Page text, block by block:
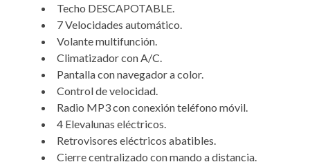
Techo DESCAPOTABLE.
7 Velocidades automático.
Volante multifunción.
Climatizador con A/C.
Pantalla con navegador a color.
Control de velocidad.
Radio MP3 con conexión teléfono móvil.
4 Elevalunas eléctricos.
Retrovisores eléctricos abatibles.
Cierre centralizado con mando a distancia.